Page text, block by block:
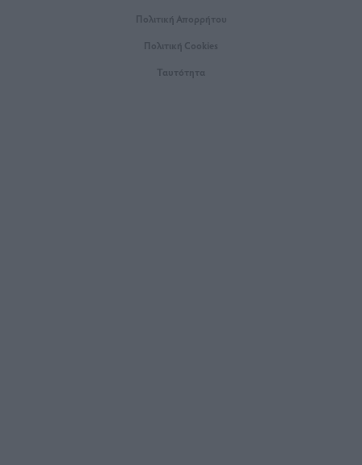
Πολιτική Απορρήτου
Πολιτική Cookies
Ταυτότητα